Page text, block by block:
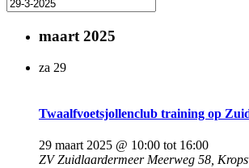
maart 2025
za 29
Twaalfvoetsjollenclub training op
29 maart 2025 @ 10:00 tot 16:00
ZV Zuidlaardermeer Meerweg 58,